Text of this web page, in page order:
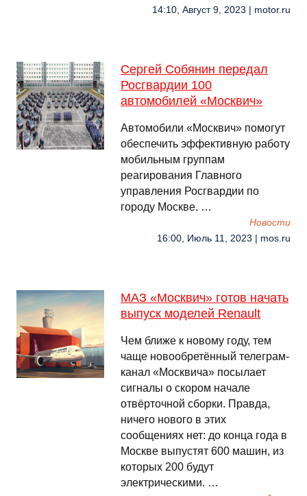
14:10, Август 9, 2023 | motor.ru
Сергей Собянин передал
Росгвардии 100
автомобилей «Москвич»
Автомобили «Москвич» помогут
обеспечить эффективную работу
мобильным группам
реагирования Главного
управления Росгвардии по
городу Москве. …
Новости
16:00, Июль 11, 2023 | mos.ru
МАЗ «Москвич» готов начать
выпуск моделей Renault
Чем ближе к новому году, тем
чаще новообретённый телеграм-
канал «Москвича» посылает
сигналы о скором начале
отвёрточной сборки. Правда,
ничего нового в этих
сообщениях нет: до конца года в
Москве выпустят 600 машин, из
которых 200 будут
электрическими. …